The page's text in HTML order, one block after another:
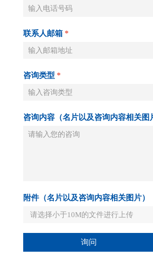
联系人邮箱 *
咨询类型 *
咨询内容（名片以及咨询内容相关图
附件（名片以及咨询内容相关图片）
请选择小于10M的文件进行上传
询问